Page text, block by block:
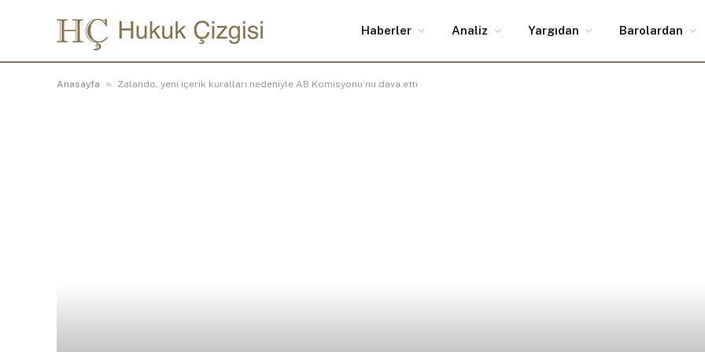
Haberler Analiz Yargıdan Barolardan
Anasayfa » Zalando, yeni içerik kuralları nedeniyle AB Komisyonu’nu dava etti